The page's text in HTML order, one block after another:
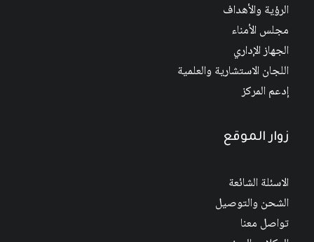
الرؤية والأهداف
مجلس الأمناء
الجهاز الإداري
اللجان الاستشارية والعلمية
إدعم المركز
زوار الموقع
الاسئلة الشائعة
الشحن والتوصيل
تواصل معنا